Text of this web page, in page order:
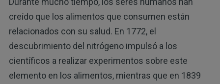
creído que los alimentos que consumen están
relacionados con su salud. En 1772, el
descubrimiento del nitrógeno impulsó a los
científicos a realizar experimentos sobre este
elemento en los alimentos, mientras que en 1839